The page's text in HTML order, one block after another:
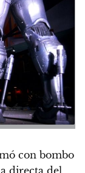
con bombo
directa del